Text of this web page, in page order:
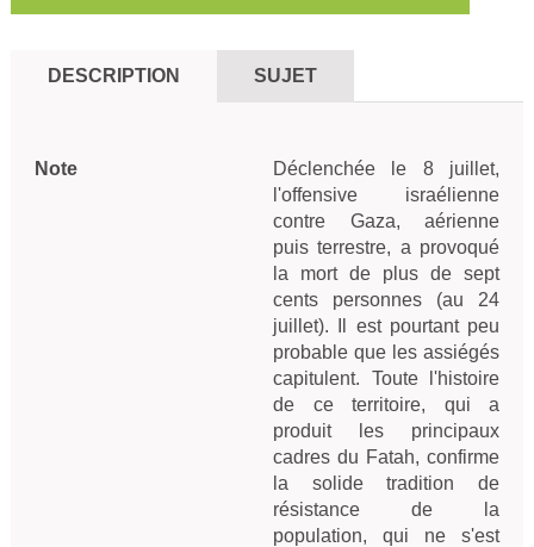
DESCRIPTION SUJET
Note
Déclenchée le 8 juillet,
l'offensive israélienne
contre Gaza, aérienne
puis terrestre, a provoqué
la mort de plus de sept
cents personnes (au 24
juillet). Il est pourtant peu
probable que les assiégés
capitulent. Toute l'histoire
de ce territoire, qui a
produit les principaux
cadres du Fatah, confirme
la solide tradition de
résistance de la
population, qui ne s'est